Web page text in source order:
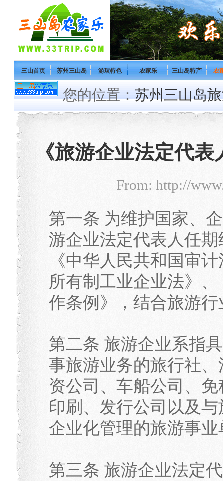
三山首页 苏州三山岛 游玩特色 农家乐 三山岛特产 农
您的位置：苏州三山岛
《旅游企业法定代
From: http://
第一条 为维护国家、
游企业法定代表人任
《中华人民共和国审
所有制工业企业法》
作条例》，结合旅游
第二条 旅游企业系指
事旅游业务的旅行社
资公司、车船公司、
印刷、发行公司以及
企业化管理的旅游事
第三条 旅游企业法定